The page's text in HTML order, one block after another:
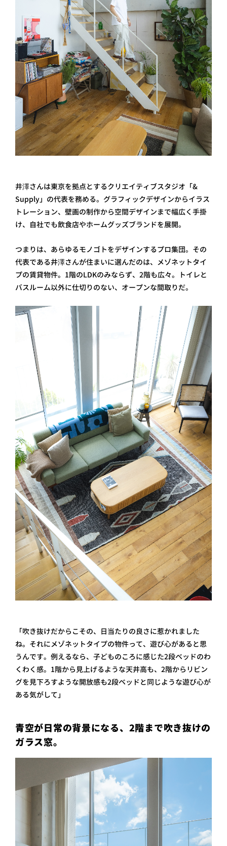
井澤さんは東京を拠点とするクリエイティブスタジオ「&
Supply」の代表を務める。グラフィックデザインからイラス
トレーション、壁画の制作から空間デザインまで幅広く手掛
け、自社でも飲食店やホームグッズブランドを展開。
つまりは、あらゆるモノゴトをデザインするプロ集団。その
代表である井澤さんが住まいに選んだのは、メゾネットタイ
プの賃貸物件。1階のLDKのみならず、2階も広々。トイレと
バスルーム以外に仕切りのない、オープンな間取りだ。
「吹き抜けだからこその、日当たりの良さに惹かれました
ね。それにメゾネットタイプの物件って、遊び心があると思
うんです。例えるなら、子どものころに感じた2段ベッドのわ
くわく感。1階から見上げるような天井高も、2階からリビン
グを見下ろすような開放感も2段ベッドと同じような遊び心が
ある気がして」
青空が日常の背景になる、2階まで吹き抜けの
ガラス窓。